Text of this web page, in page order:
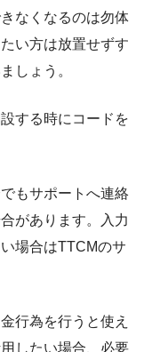
なくなるのは勿体
い方は放置せずす
しょう。
する時にコードを
もサポートへ連絡
があります。入力
場合はTTCMのサ
行為を行うと使え
したい場合、必要